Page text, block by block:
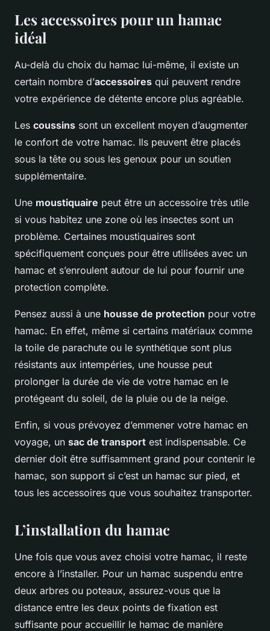
Les accessoires pour un hamac
idéal
Au-delà du choix du hamac lui-même, il existe un
certain nombre d’accessoires qui peuvent rendre
votre expérience de détente encore plus agréable.
Les coussins sont un excellent moyen d’augmenter
le confort de votre hamac. Ils peuvent être placés
sous la tête ou sous les genoux pour un soutien
supplémentaire.
Une moustiquaire peut être un accessoire très utile
si vous habitez une zone où les insectes sont un
problème. Certaines moustiquaires sont
spécifiquement conçues pour être utilisées avec un
hamac et s’enroulent autour de lui pour fournir une
protection complète.
Pensez aussi à une housse de protection pour votre
hamac. En effet, même si certains matériaux comme
la toile de parachute ou le synthétique sont plus
résistants aux intempéries, une housse peut
prolonger la durée de vie de votre hamac en le
protégeant du soleil, de la pluie ou de la neige.
Enfin, si vous prévoyez d’emmener votre hamac en
voyage, un sac de transport est indispensable. Ce
dernier doit être suffisamment grand pour contenir le
hamac, son support si c’est un hamac sur pied, et
tous les accessoires que vous souhaitez transporter.
L’installation du hamac
Une fois que vous avez choisi votre hamac, il reste
encore à l’installer. Pour un hamac suspendu entre
deux arbres ou poteaux, assurez-vous que la
distance entre les deux points de fixation est
suffisante pour accueillir le hamac de manière